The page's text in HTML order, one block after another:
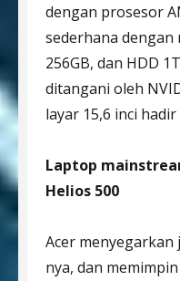
dengan prosesor
sederhana dengan
256GB, dan HDD
ditangani oleh
layar 15,6 inci
Laptop
Helios 500
Acer
nya, dan